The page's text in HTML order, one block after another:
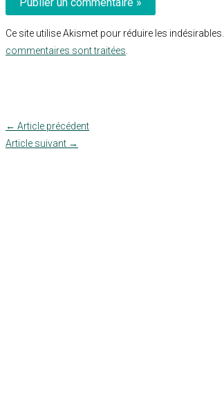
Ce site utilise Akismet pour réduire les indésirables.
commentaires sont traitées.
← Article précédent
Article suivant →